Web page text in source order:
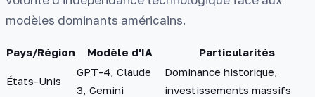
modèles dominants américains.
Pays/Région Modèle d'IA Particularités
États-Unis
GPT-4, Claude
3, Gemini
Dominance historique,
investissements massifs